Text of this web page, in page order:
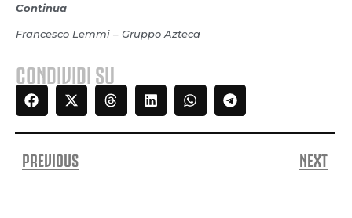
Continua
Francesco Lemmi – Gruppo Azteca
CONDIVIDI SU
PREVIOUS NEXT